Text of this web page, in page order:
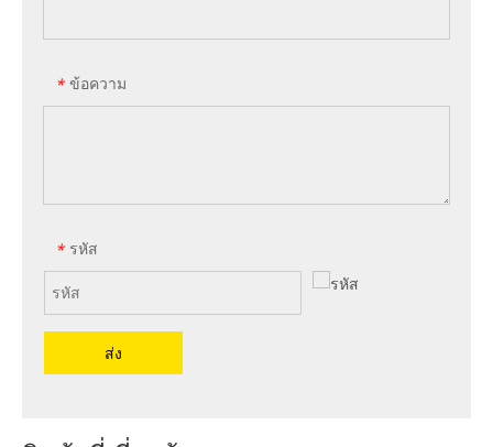
* ข้อความ
* รหัส
ส่ง